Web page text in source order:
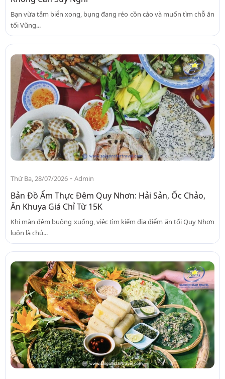
Bạn vừa tắm biển xong, bụng đang réo cồn cào và muốn tìm chỗ ăn
tối Vũng...
Thứ Ba, 28/07/2026 - Admin
Bản Đồ Ẩm Thực Đêm Quy Nhơn: Hải Sản, Ốc Chảo,
Ăn Khuya Giá Chỉ Từ 15K
Khi màn đêm buông xuống, việc tìm kiếm địa điểm ăn tối Quy Nhơn
luôn là chủ...